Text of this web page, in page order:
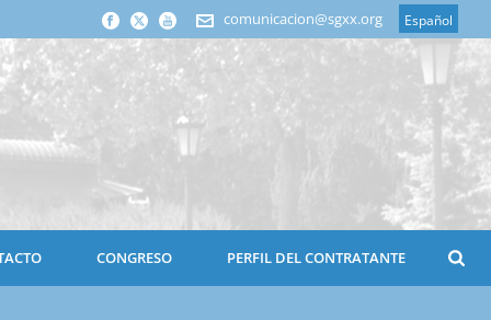
Español
comunicacion@sgxx.org
CONGRESO PERFIL DEL CONTRATANTE